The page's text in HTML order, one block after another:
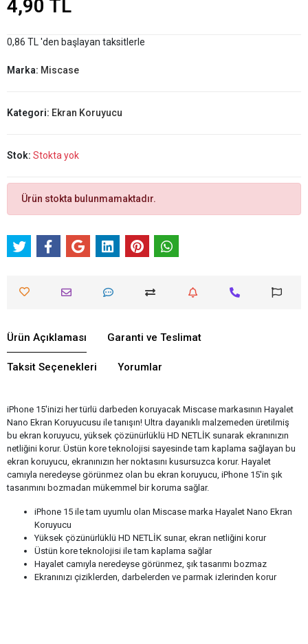
4,90 TL
0,86 TL 'den başlayan taksitlerle
Marka: Miscase
Kategori: Ekran Koruyucu
Stok: Stokta yok
Ürün stokta bulunmamaktadır.
Ürün Açıklaması Garanti ve Teslimat
Taksit Seçenekleri Yorumlar
iPhone 15'inizi her türlü darbeden koruyacak Miscase markasının Hayalet
Nano Ekran Koruyucusu ile tanışın! Ultra dayanıklı malzemeden üretilmiş
bu ekran koruyucu, yüksek çözünürlüklü HD NETLİK sunarak ekranınızın
netliğini korur. Üstün kore teknolojisi sayesinde tam kaplama sağlayan bu
ekran koruyucu, ekranınızın her noktasını kusursuzca korur. Hayalet
camıyla neredeyse görünmez olan bu ekran koruyucu, iPhone 15'in şık
tasarımını bozmadan mükemmel bir koruma sağlar.
iPhone 15 ile tam uyumlu olan Miscase marka Hayalet Nano Ekran
Koruyucu
Yüksek çözünürlüklü HD NETLİK sunar, ekran netliğini korur
Üstün kore teknolojisi ile tam kaplama sağlar
Hayalet camıyla neredeyse görünmez, şık tasarımı bozmaz
Ekranınızı çiziklerden, darbelerden ve parmak izlerinden korur